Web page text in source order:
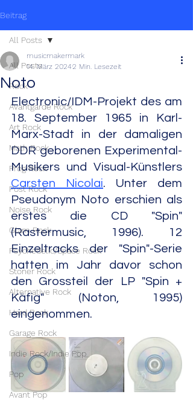
Beitrag
All Posts
Rock
Avantgarde Rock
Art Rock
Math Rock
Prog Rock
Post Rock
Noise Rock
Glam Rock
Psychedelic/Space Rock
Stoner Rock
Alternative Rock
Hard Rock
Garage Rock
Indie Rock/Indie Pop
Pop
Avant Pop
All Posts
Noto
musicmakermark
14. März 20242 Min. Lesezeit
Electronic/IDM-Projekt des am
18. September 1965 in Karl-
Marx-Stadt in der damaligen
DDR geborenen Experimental-
Carsten Nicolai. Unter dem
Pseudonym Noto erschien als
erstes die CD "Spin"
(Rastermusic, 1996). 12
Einzeltracks der "Spin"-Serie
hatten im Jahr davor schon
den Grossteil der LP "Spin +
Käfig" (Noton, 1995)
eingenommen.